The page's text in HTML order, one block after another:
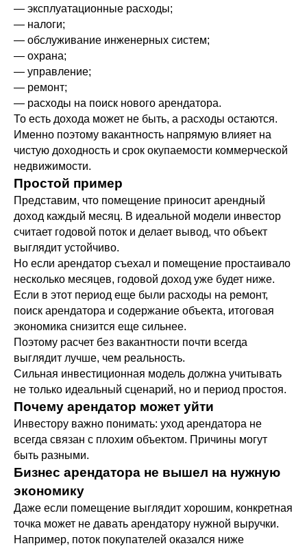
— эксплуатационные расходы;
— налоги;
— обслуживание инженерных систем;
— охрана;
— управление;
— ремонт;
— расходы на поиск нового арендатора.
То есть дохода может не быть, а расходы остаются.
Именно поэтому вакантность напрямую влияет на
чистую доходность и срок окупаемости коммерческой
недвижимости.
Простой пример
Представим, что помещение приносит арендный
доход каждый месяц. В идеальной модели инвестор
считает годовой поток и делает вывод, что объект
выглядит устойчиво.
Но если арендатор съехал и помещение простаивало
несколько месяцев, годовой доход уже будет ниже.
Если в этот период еще были расходы на ремонт,
поиск арендатора и содержание объекта, итоговая
экономика снизится еще сильнее.
Поэтому расчет без вакантности почти всегда
выглядит лучше, чем реальность.
Сильная инвестиционная модель должна учитывать
не только идеальный сценарий, но и период простоя.
Почему арендатор может уйти
Инвестору важно понимать: уход арендатора не
всегда связан с плохим объектом. Причины могут
быть разными.
Бизнес арендатора не вышел на нужную
экономику
Даже если помещение выглядит хорошим, конкретная
точка может не давать арендатору нужной выручки.
Например, поток покупателей оказался ниже